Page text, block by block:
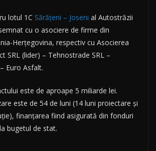
lotul 1C Sărățeni – Joseni al Autostrăzii
cu o asociere de firme din
Herțegovina, respectiv cu Asocierea
SRL (lider) – Tehnostrade SRL –
Euro Asfalt.
este de aproape 5 miliarde lei.
este de 54 de luni (14 luni proiectare și
finanțarea fiind asigurată din fonduri
bugetul de stat.